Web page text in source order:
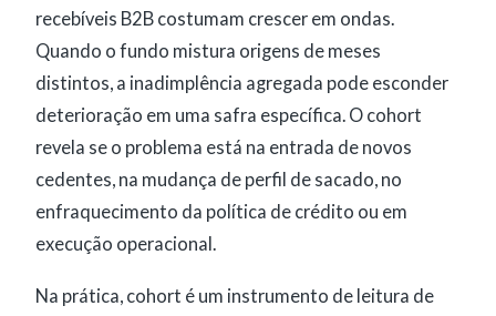
recebíveis B2B costumam crescer em ondas.
Quando o fundo mistura origens de meses
distintos, a inadimplência agregada pode esconder
deterioração em uma safra específica. O cohort
revela se o problema está na entrada de novos
cedentes, na mudança de perfil de sacado, no
enfraquecimento da política de crédito ou em
execução operacional.
Na prática, cohort é um instrumento de leitura de